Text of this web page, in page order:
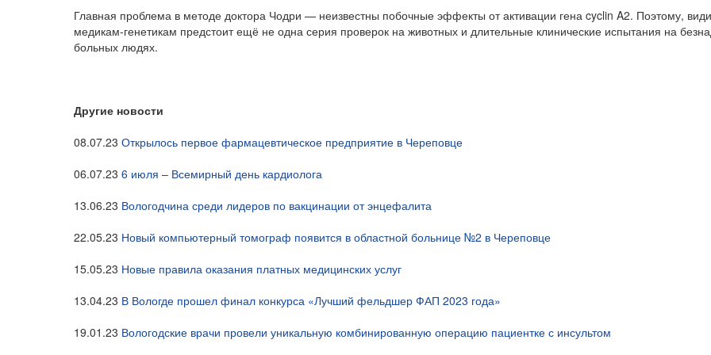
Главная проблема в методе доктора Чодри — неизвестны побочные эффекты от активации гена cyclin A2. Поэтому,
медикам-генетикам предстоит ещё не одна серия проверок на животных и длительные клинические испытания на
больных людях.
Другие новости
08.07.23 Открылось первое фармацевтическое предприятие в Череповце
06.07.23 6 июля – Всемирный день кардиолога
13.06.23 Вологодчина среди лидеров по вакцинации от энцефалита
22.05.23 Новый компьютерный томограф появится в областной больнице №2 в Череповце
15.05.23 Новые правила оказания платных медицинских услуг
13.04.23 В Вологде прошел финал конкурса «Лучший фельдшер ФАП 2023 года»
19.01.23 Вологодские врачи провели уникальную комбинированную операцию пациентке с инсультом